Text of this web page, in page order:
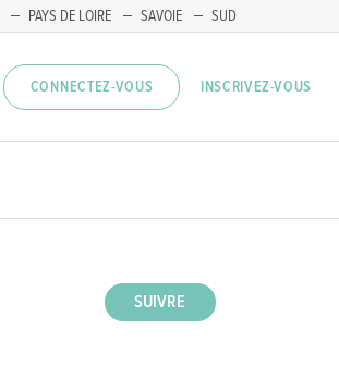
PAYS DE LOIRE SAVOIE SUD
CONNECTEZ-VOUS INSCRIVEZ-VOUS
SUIVRE